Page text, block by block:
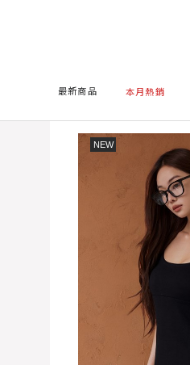
最新商品 本月熱銷
NEW